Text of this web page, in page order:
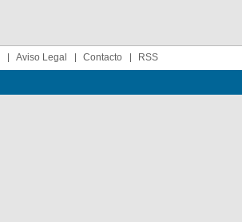
Aviso Legal Contacto RSS